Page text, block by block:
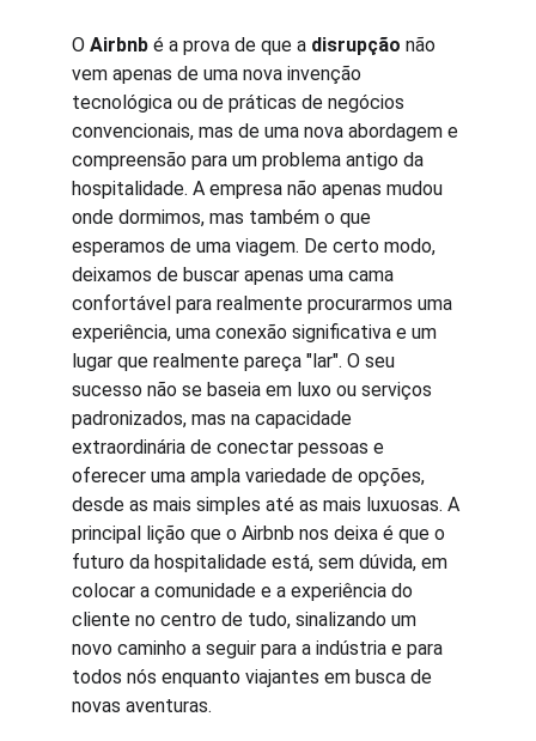
O Airbnb é a prova de que a disrupção não
vem apenas de uma nova invenção
tecnológica ou de práticas de negócios
convencionais, mas de uma nova abordagem e
compreensão para um problema antigo da
hospitalidade. A empresa não apenas mudou
onde dormimos, mas também o que
esperamos de uma viagem. De certo modo,
deixamos de buscar apenas uma cama
confortável para realmente procurarmos uma
experiência, uma conexão significativa e um
lugar que realmente pareça "lar". O seu
sucesso não se baseia em luxo ou serviços
padronizados, mas na capacidade
extraordinária de conectar pessoas e
oferecer uma ampla variedade de opções,
desde as mais simples até as mais luxuosas. A
principal lição que o Airbnb nos deixa é que o
futuro da hospitalidade está, sem dúvida, em
colocar a comunidade e a experiência do
cliente no centro de tudo, sinalizando um
novo caminho a seguir para a indústria e para
todos nós enquanto viajantes em busca de
novas aventuras.